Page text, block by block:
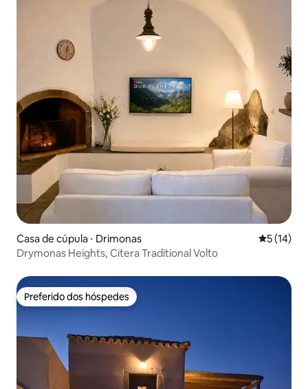
Casa de cúpula ⋅ Drimonas 5 de uma
5 (14)
Drymonas Heights, Citera Traditional Volto
Preferido dos hóspedes
Preferido dos hóspedes